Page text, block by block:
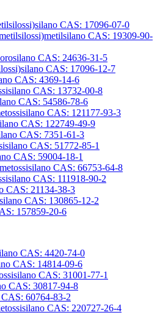
CAS: 17096-07-0
CAS: 19309-90-
CAS: 24636-31-5
CAS: 17096-12-7
CAS: 4369-14-6
CAS: 13732-00-8
CAS: 54586-78-6
CAS: 121177-93-3
CAS: 122749-49-9
CAS: 7351-61-3
CAS: 51772-85-1
CAS: 59004-18-1
CAS: 66753-64-8
CAS: 111918-90-2
CAS: 21134-38-3
CAS: 130865-12-2
157859-20-6
CAS: 4420-74-0
CAS: 14814-09-6
CAS: 31001-77-1
CAS: 30817-94-8
60764-83-2
CAS: 220727-26-4